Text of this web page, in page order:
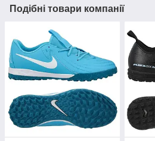
Подібні товари компанії